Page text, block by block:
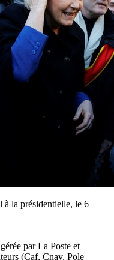
à la présidentielle, le 6
par La Poste et
(Caf, Cnav, Pole